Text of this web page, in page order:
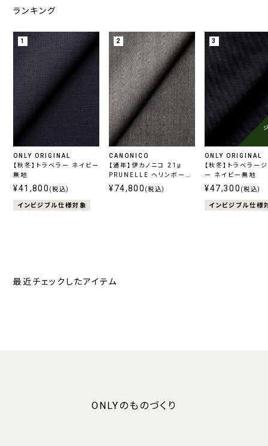
ランキング
1
ONLY ORIGINAL
【秋冬】トラベラー ネイビー
無地
¥41,800 (税込)
インビジブル仕様対象
2
CANONICO
【通年】伊カノニコ 21μ
PRUNELLE ヘリンボーン
グレー
¥74,800 (税込)
3
ONLY ORIGINAL
【秋冬】トラベラー
ー ネイビー無地
¥47,300 (税込)
インビジブル仕様
最近チェックしたアイテム
ONLYのものづくり